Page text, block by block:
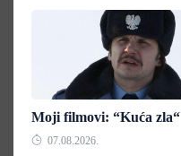
Moji filmovi: “Kuća zla“
07.08.2026.